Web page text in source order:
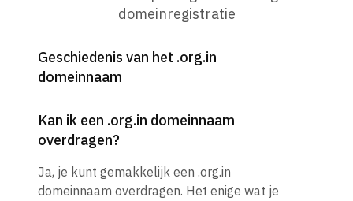
domeinregistratie
Geschiedenis van het .org.in
domeinnaam
Kan ik een .org.in domeinnaam
overdragen?
Ja, je kunt gemakkelijk een .org.in
domeinnaam overdragen. Het enige wat je